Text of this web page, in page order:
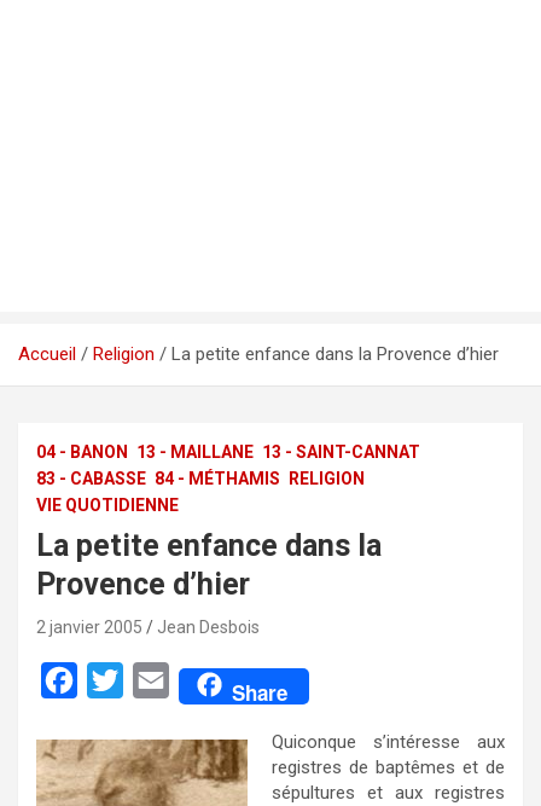
Accueil Religion La petite enfance dans la Provence d’hier
04 - BANON 13 - MAILLANE 13 - SAINT-CANNAT
83 - CABASSE 84 - MÉTHAMIS
RELIGION
VIE QUOTIDIENNE
La petite enfance dans la
Provence d’hier
2 janvier 2005 Jean Desbois
c
e
i
t
E
a
i
Share
Quiconque s’intéresse aux
registres de baptêmes et de
sépultures et aux registres